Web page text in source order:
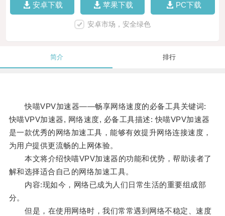
安卓下载 苹果下载 PC下载
安卓市场，安全绿色
简介 排行
快喵VPV加速器——畅享网络速度的必备工具关键词:
快喵VPV加速器, 网络速度, 必备工具描述: 快喵VPV加速器
是一款优秀的网络加速工具，能够有效提升网络连接速度，
为用户提供更流畅的上网体验。
本文将介绍快喵VPV加速器的功能和优势，帮助读者了
解和选择适合自己的网络加速工具。
内容:现如今，网络已成为人们日常生活的重要组成部
分。
但是，在使用网络时，我们常常遇到网络不稳定、速度